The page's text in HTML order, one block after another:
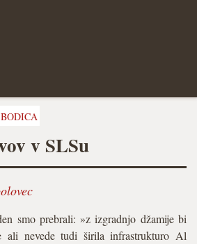
v SLSu
smo prebrali: »z izgradnjo džamije bi
ali nevede tudi širila infrastrukturo Al